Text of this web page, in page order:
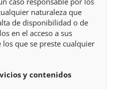
naturaleza que
de disponibilidad o de
en el acceso a sus
que se preste cualquier
y contenidos